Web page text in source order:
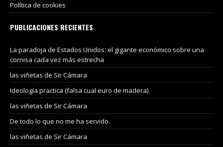
Política de cookies
PUBLICACIONES RECIENTES
La paradoja de Estados Unidos: el gigante económico sobre una
cornisa cada vez más estrecha
las viñetas de Sir Cámara
Ideología practica (falsa cual euro de madera)
las viñetas de Sir Cámara
De todo lo que no me ha servido.
las viñetas de Sir Cámara